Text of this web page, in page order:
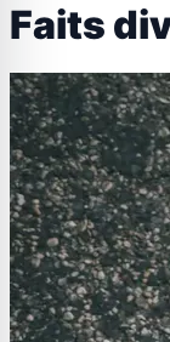
Faits